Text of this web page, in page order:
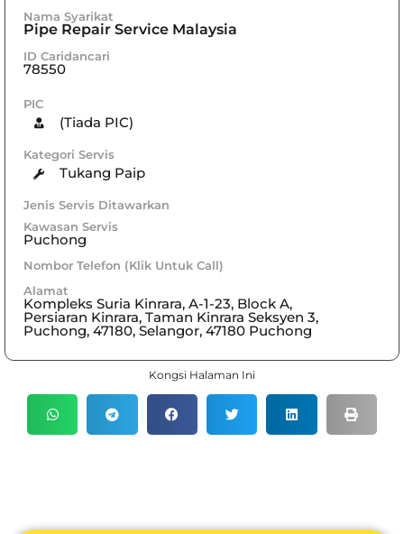
Nama Syarikat
Pipe Repair Service Malaysia
ID Caridancari
78550
PIC
(Tiada PIC)
Kategori Servis
Tukang Paip
Jenis Servis Ditawarkan
Kawasan Servis
Puchong
Nombor Telefon (Klik Untuk Call)
Alamat
Kompleks Suria Kinrara, A-1-23, Block A,
Persiaran Kinrara, Taman Kinrara Seksyen 3,
Puchong, 47180, Selangor, 47180 Puchong
Kongsi Halaman Ini